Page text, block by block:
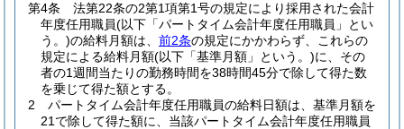
第4条
法第22条の2第1項第1号の規定により採用された会計
年度任用職員(以下「パートタイム会計年度任用職員」とい
う。)の給料月額は、 前2条の規定にかかわらず、これらの
規定による給料月額(以下「基準月額」という。)に、その
者の1週間当たりの勤務時間を38時間45分で除して得た数
を乗じて得た額とする。
2
パートタイム会計年度任用職員の給料日額は、基準月額を
21で除して得た額に、当該パートタイム会計年度任用職員